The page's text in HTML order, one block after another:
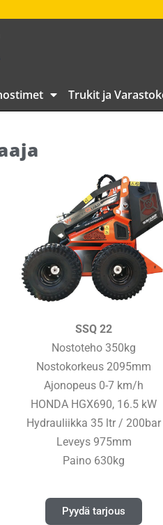
Trukit ja
SSQ 22
Nostoteho 350kg
Nostokorkeus 2095mm
Ajonopeus 0-7 km/h
HONDA HGX690, 16.5 kW
Hydrauliikka 35 ltr / 200bar
Leveys 975mm
Paino 630kg
Pyydä tarjous